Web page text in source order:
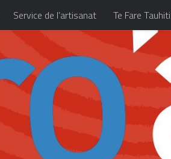
Service de l’artisanat Te Fare
Les archives À propos Accueil